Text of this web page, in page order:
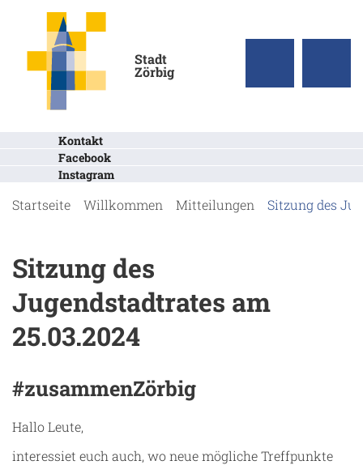
Stadt
Zörbig
Kontakt
Facebook
Instagram
Startseite Willkommen Mitteilungen Sitzung des
Sitzung des
Jugendstadtrates am
25.03.2024
#zusammenZörbig
Hallo Leute,
interessiet euch auch, wo neue mögliche Treffpunkte